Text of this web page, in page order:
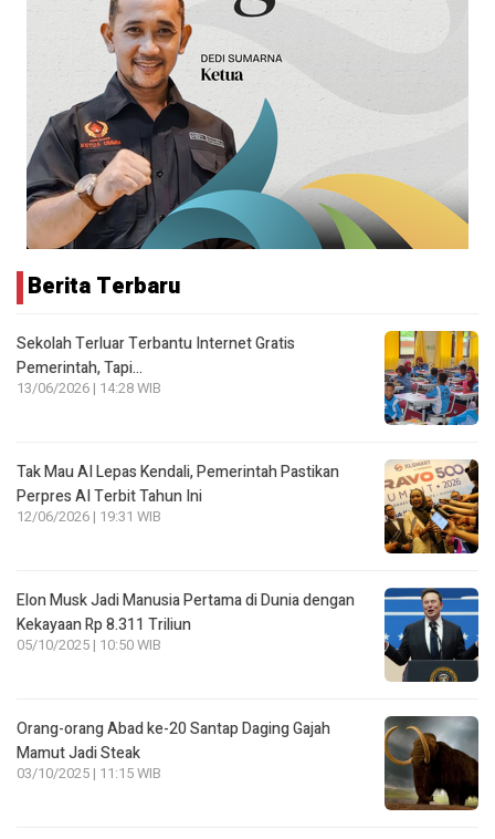
Berita Terbaru
Sekolah Terluar Terbantu Internet Gratis
Pemerintah, Tapi…
13/06/2026 | 14:28 WIB
Tak Mau AI Lepas Kendali, Pemerintah Pastikan
Perpres AI Terbit Tahun Ini
12/06/2026 | 19:31 WIB
Elon Musk Jadi Manusia Pertama di Dunia dengan
Kekayaan Rp 8.311 Triliun
05/10/2025 | 10:50 WIB
Orang-orang Abad ke-20 Santap Daging Gajah
Mamut Jadi Steak
03/10/2025 | 11:15 WIB